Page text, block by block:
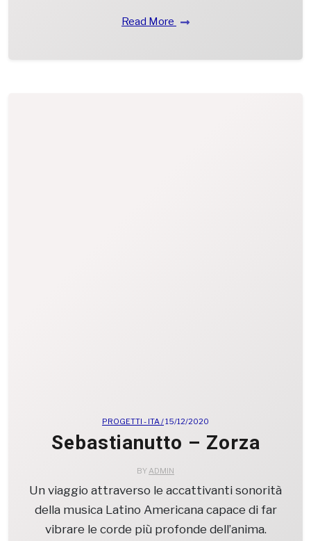
Read More
PROGETTI - ITA /15/12/2020
Sebastianutto – Zorza
BYADMIN
Un viaggio attraverso le accattivanti sonorità
della musica Latino Americana capace di far
vibrare le corde più profonde dell’anima.